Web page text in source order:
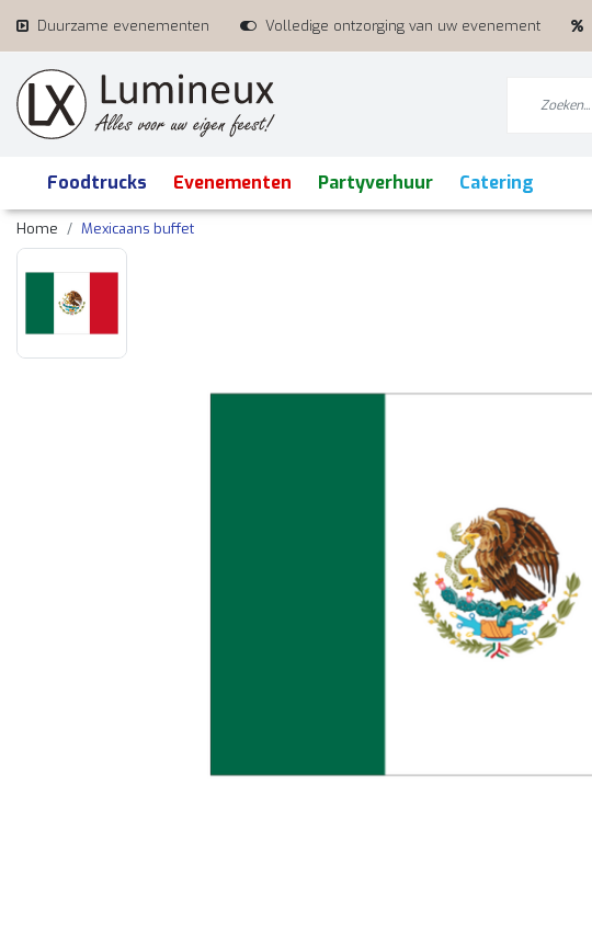
Duurzame evenementen Volledige ontzorging van uw evenement
Foodtrucks Evenementen Partyverhuur Catering
Home Mexicaans buffet